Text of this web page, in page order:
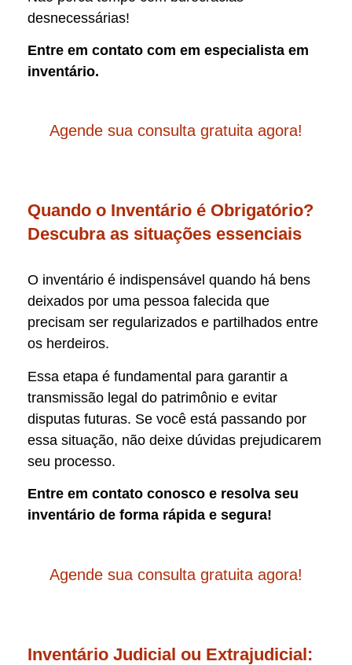
desnecessárias!
Entre em contato com em especialista em
inventário.
Agende sua consulta gratuita agora!
Quando o Inventário é Obrigatório?
Descubra as situações essenciais
O inventário é indispensável quando há bens
deixados por uma pessoa falecida que
precisam ser regularizados e partilhados entre
os herdeiros.
Essa etapa é fundamental para garantir a
transmissão legal do patrimônio e evitar
disputas futuras. Se você está passando por
essa situação, não deixe dúvidas prejudicarem
seu processo.
Entre em contato conosco e resolva seu
inventário de forma rápida e segura!
Agende sua consulta gratuita agora!
Inventário Judicial ou Extrajudicial: